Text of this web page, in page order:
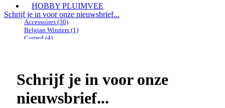
HOBBY PLUIMVEE
Accessoires (30)
Belgian Winners (1)
Comed (4)
Röhnfried (3)
Ropa Poultry(1)
Virkon(3)
VMD(1)
Schrijf je in voor onze nieuwsbrief...
Schrijf je in voor onze
nieuwsbrief...